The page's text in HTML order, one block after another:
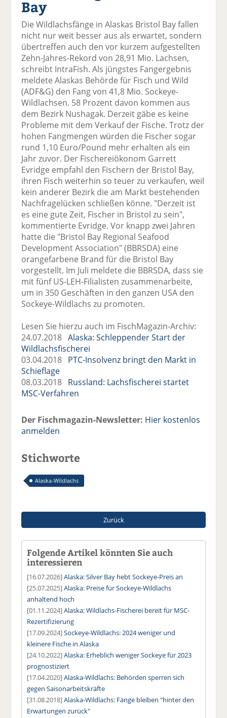
uf
F
ac
e
b
o
o
k
te
il
e
n
wi
tt
er
n
uf
Li
n
k
e
di
n
te
il
e
n
er
E
m
ai
l
v
se
n
d
e
n
ru
ck
e
Bay
Die Wildlachsfänge in Alaskas Bristol Bay fallen
nicht nur weit besser aus als erwartet, sondern
übertreffen auch den vor kurzem aufgestellten
Zehn-Jahres-Rekord von 28,91 Mio. Lachsen,
schreibt IntraFish. Als jüngstes Fangergebnis
meldete Alaskas Behörde für Fisch und Wild
(ADF&G) den Fang von 41,8 Mio. Sockeye-
Wildlachsen. 58 Prozent davon kommen aus
dem Bezirk Nushagak. Derzeit gäbe es keine
Probleme mit dem Verkauf der Fische. Trotz der
hohen Fangmengen würden die Fischer sogar
rund 1,10 Euro/Pound mehr erhalten als ein
Jahr zuvor. Der Fischereiökonom Garrett
Evridge empfahl den Fischern der Bristol Bay,
ihren Fisch weiterhin so teuer zu verkaufen, weil
kein anderer Bezirk die am Markt bestehenden
Nachfragelücken schließen könne. "Derzeit ist
es eine gute Zeit, Fischer in Bristol zu sein",
kommentierte Evridge. Vor knapp zwei Jahren
hatte die "Bristol Bay Regional Seafood
Development Association" (BBRSDA) eine
orangefarbene Brand für die Bristol Bay
vorgestellt. Im Juli meldete die BBRSDA, dass sie
mit fünf US-LEH-Filialisten zusammenarbeite,
um in 350 Geschäften in den ganzen USA den
Sockeye-Wildlachs zu promoten.
Lesen Sie hierzu auch im FischMagazin-Archiv:
24.07.2018Alaska: Schleppender Start der
Wildlachsfischerei
03.04.2018 PTC-Insolvenz bringt den Markt in
Schieflage
08.03.2018 Russland: Lachsfischerei startet
MSC-Verfahren
Der Fischmagazin-Newsletter: Hier kostenlos
anmelden
Stichworte
Alaska-Wildlachs
Zurück
Folgende Artikel könnten Sie auch
interessieren
[16.07.2026]Alaska: Silver Bay hebt Sockeye-Preis an
[25.07.2025]Alaska: Preise für Sockeye-Wildlachs
anhaltend hoch
[01.11.2024]Alaska: Wildlachs-Fischerei bereit für MSC-
Rezertifizierung
[17.09.2024]Sockeye-Wildlachs: 2024 weniger und
kleinere Fische in Alaska
[24.10.2022]Alaska: Erheblich weniger Sockeye für 2023
prognostiziert
[17.04.2020]Alaska-Wildlachs: Behörden sperren sich
gegen Saisonarbeitskräfte
[31.08.2018]Alaska-Wildlachs: Fänge bleiben "hinter den
Erwartungen zurück"